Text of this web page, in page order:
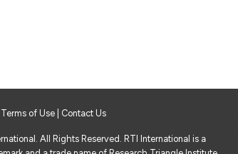
Terms of Use | Contact Us
All Rights Reserved. RTI International is a